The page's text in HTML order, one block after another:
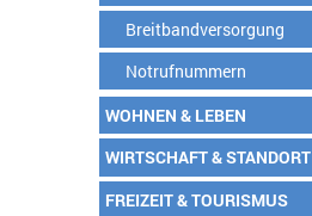
Breitbandversorgung
Notrufnummern
WOHNEN & LEBEN
WIRTSCHAFT & STANDORT
FREIZEIT & TOURISMUS